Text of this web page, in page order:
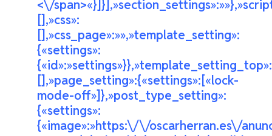
<\/
[],»css»:
[],»css_page»:»»,»template_setting»:
{«settings»:
{«id»:»settings»}},»template_setting_top»:
[],»page_setting»:{«settings»:[«lock-
mode-off»]},»post_type_setting»:
{«settings»:
{«image»:»https:\/\/oscarherran.es\/